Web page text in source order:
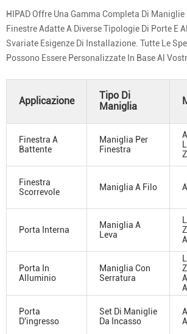
HIPAD Offre Una Gamma Completa Di Maniglie
Finestre Adatte A Diverse Tipologie Di Porte E
Svariate Esigenze Di Installazione. Tutte Le
Possono Essere Personalizzate In Base Al
Applicazione
Tipo Di
Maniglia
Finestra A
Battente
Maniglia Per
Finestra
Finestra
Scorrevole
Maniglia A Filo
Porta Interna
Maniglia A
Leva
Porta In
Alluminio
Maniglia Con
Serratura
Porta
D'ingresso
Set Di Maniglie
Da Incasso